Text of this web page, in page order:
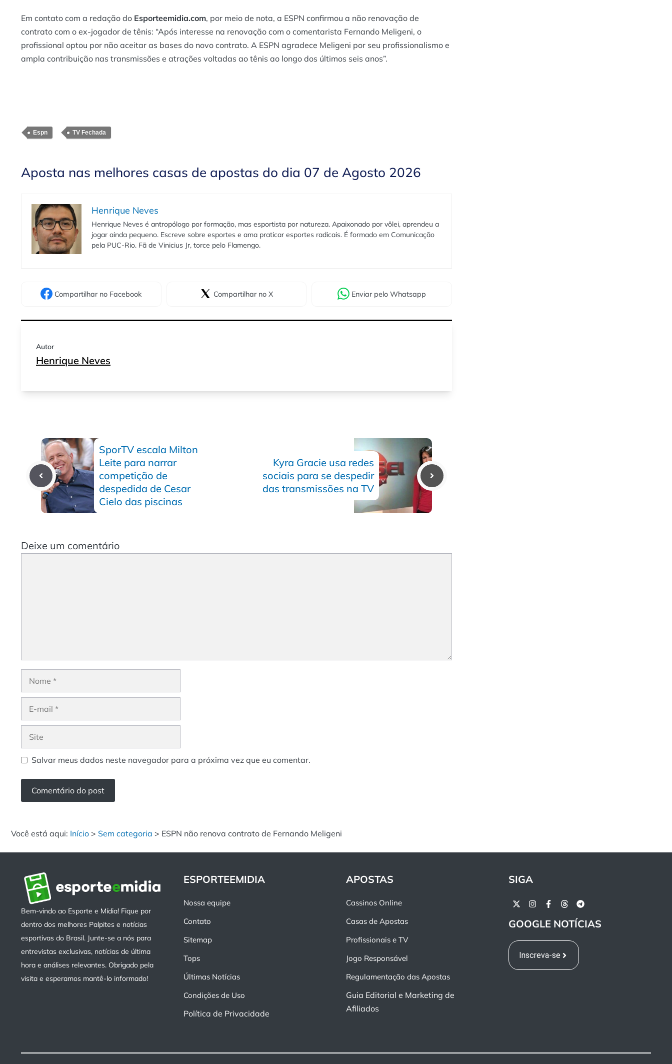
Em contato com a redação do Esporteemidia.com, por meio de nota, a ESPN confirmou a não renovação de
contrato com o ex-jogador de tênis: “Após interesse na renovação com o comentarista Fernando Meligeni, o
profissional optou por não aceitar as bases do novo contrato. A ESPN agradece Meligeni por seu profissionalismo e
ampla contribuição nas transmissões e atrações voltadas ao tênis ao longo dos últimos seis anos”.
Espn TV Fechada
Aposta nas melhores casas de apostas do dia 07 de Agosto 2026
Henrique Neves
Henrique Neves é antropólogo por formação, mas esportista por natureza. Apaixonado por vôlei, aprendeu a
jogar ainda pequeno. Escreve sobre esportes e ama praticar esportes radicais. É formado em Comunicação
pela PUC-Rio. Fã de Vinicius Jr, torce pelo Flamengo.
Compartilhar no Facebook Compartilhar no X Enviar pelo Whatsapp
Autor
Henrique Neves
SporTV escala Milton
Leite para narrar
competição de
despedida de Cesar
Cielo das piscinas
Kyra Gracie usa redes
sociais para se despedir
das transmissões na TV
Deixe um comentário
Nome
Site
Salvar meus dados neste navegador para a próxima vez que eu comentar.
Você está aqui: Início > Sem categoria > ESPN não renova contrato de Fernando Meligeni
Bem-vindo ao Esporte e Mídia! Fique por
dentro dos melhores Palpites e notícias
esportivas do Brasil. Junte-se a nós para
entrevistas exclusivas, notícias de última
hora e análises relevantes. Obrigado pela
visita e esperamos mantê-lo informado!
ESPORTEEMIDIA
Nossa equipe
Contato
Sitemap
Tops
Últimas Notícias
Condições de Uso
Política de Privacidade
APOSTAS
Cassinos Online
Casas de Apostas
Profissionais e TV
Jogo Responsável
Regulamentação das Apostas
Guia Editorial e Marketing de
Afiliados
SIGA
GOOGLE NOTÍCIAS
Inscreva-se